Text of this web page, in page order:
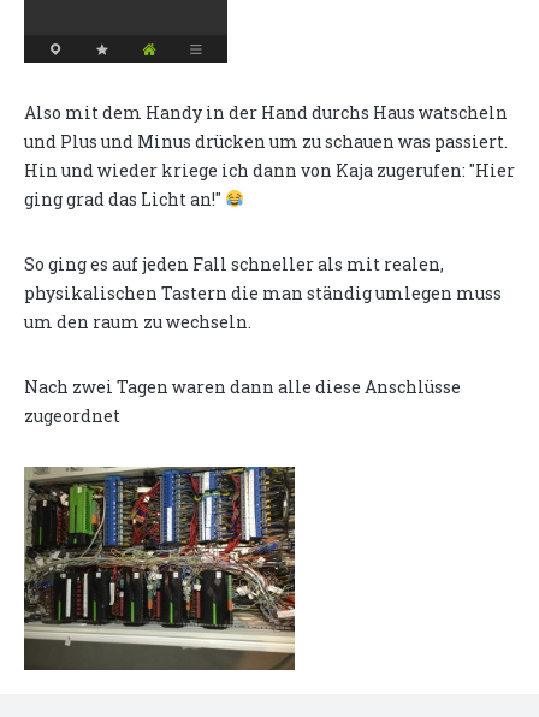
Also mit dem Handy in der Hand durchs Haus watscheln
und Plus und Minus drücken um zu schauen was passiert.
Hin und wieder kriege ich dann von Kaja zugerufen: "Hier
ging grad das Licht an!"
So ging es auf jeden Fall schneller als mit realen,
physikalischen Tastern die man ständig umlegen muss
um den raum zu wechseln.
Nach zwei Tagen waren dann alle diese Anschlüsse
zugeordnet